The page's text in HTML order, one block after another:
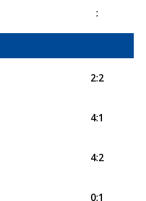
:
2:2
4:1
4:2
0:1